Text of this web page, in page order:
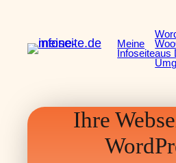
springen
Meine
Infoseiteaus
Ihre